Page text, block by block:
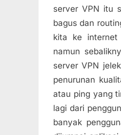
server VPN itu
bagus dan
kita ke internet
namun
server VPN
penurunan
atau ping yang
lagi dari
banyak